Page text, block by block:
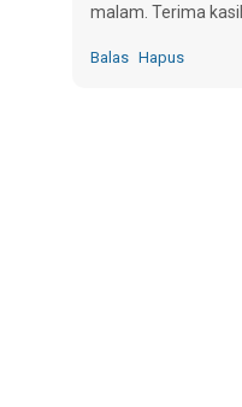
malam. Terima
Balas Hapus